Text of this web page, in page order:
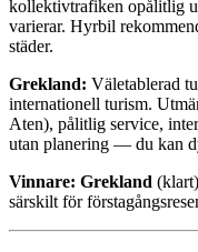
kollektivtrafiken opålitlig
varierar. Hyrbil
städer.
Grekland: Väletablerad
internationell turism.
Aten), pålitlig service,
utan planering — du kan
Vinnare: Grekland
särskilt för